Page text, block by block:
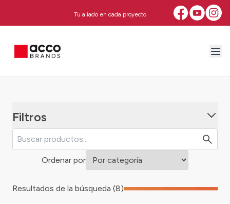
Tu aliado en cada proyecto
Filtros
Ordenar por
Resultados de la búsqueda (8)